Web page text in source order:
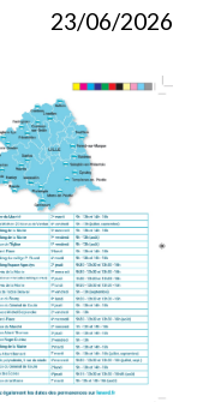
23/06/2026